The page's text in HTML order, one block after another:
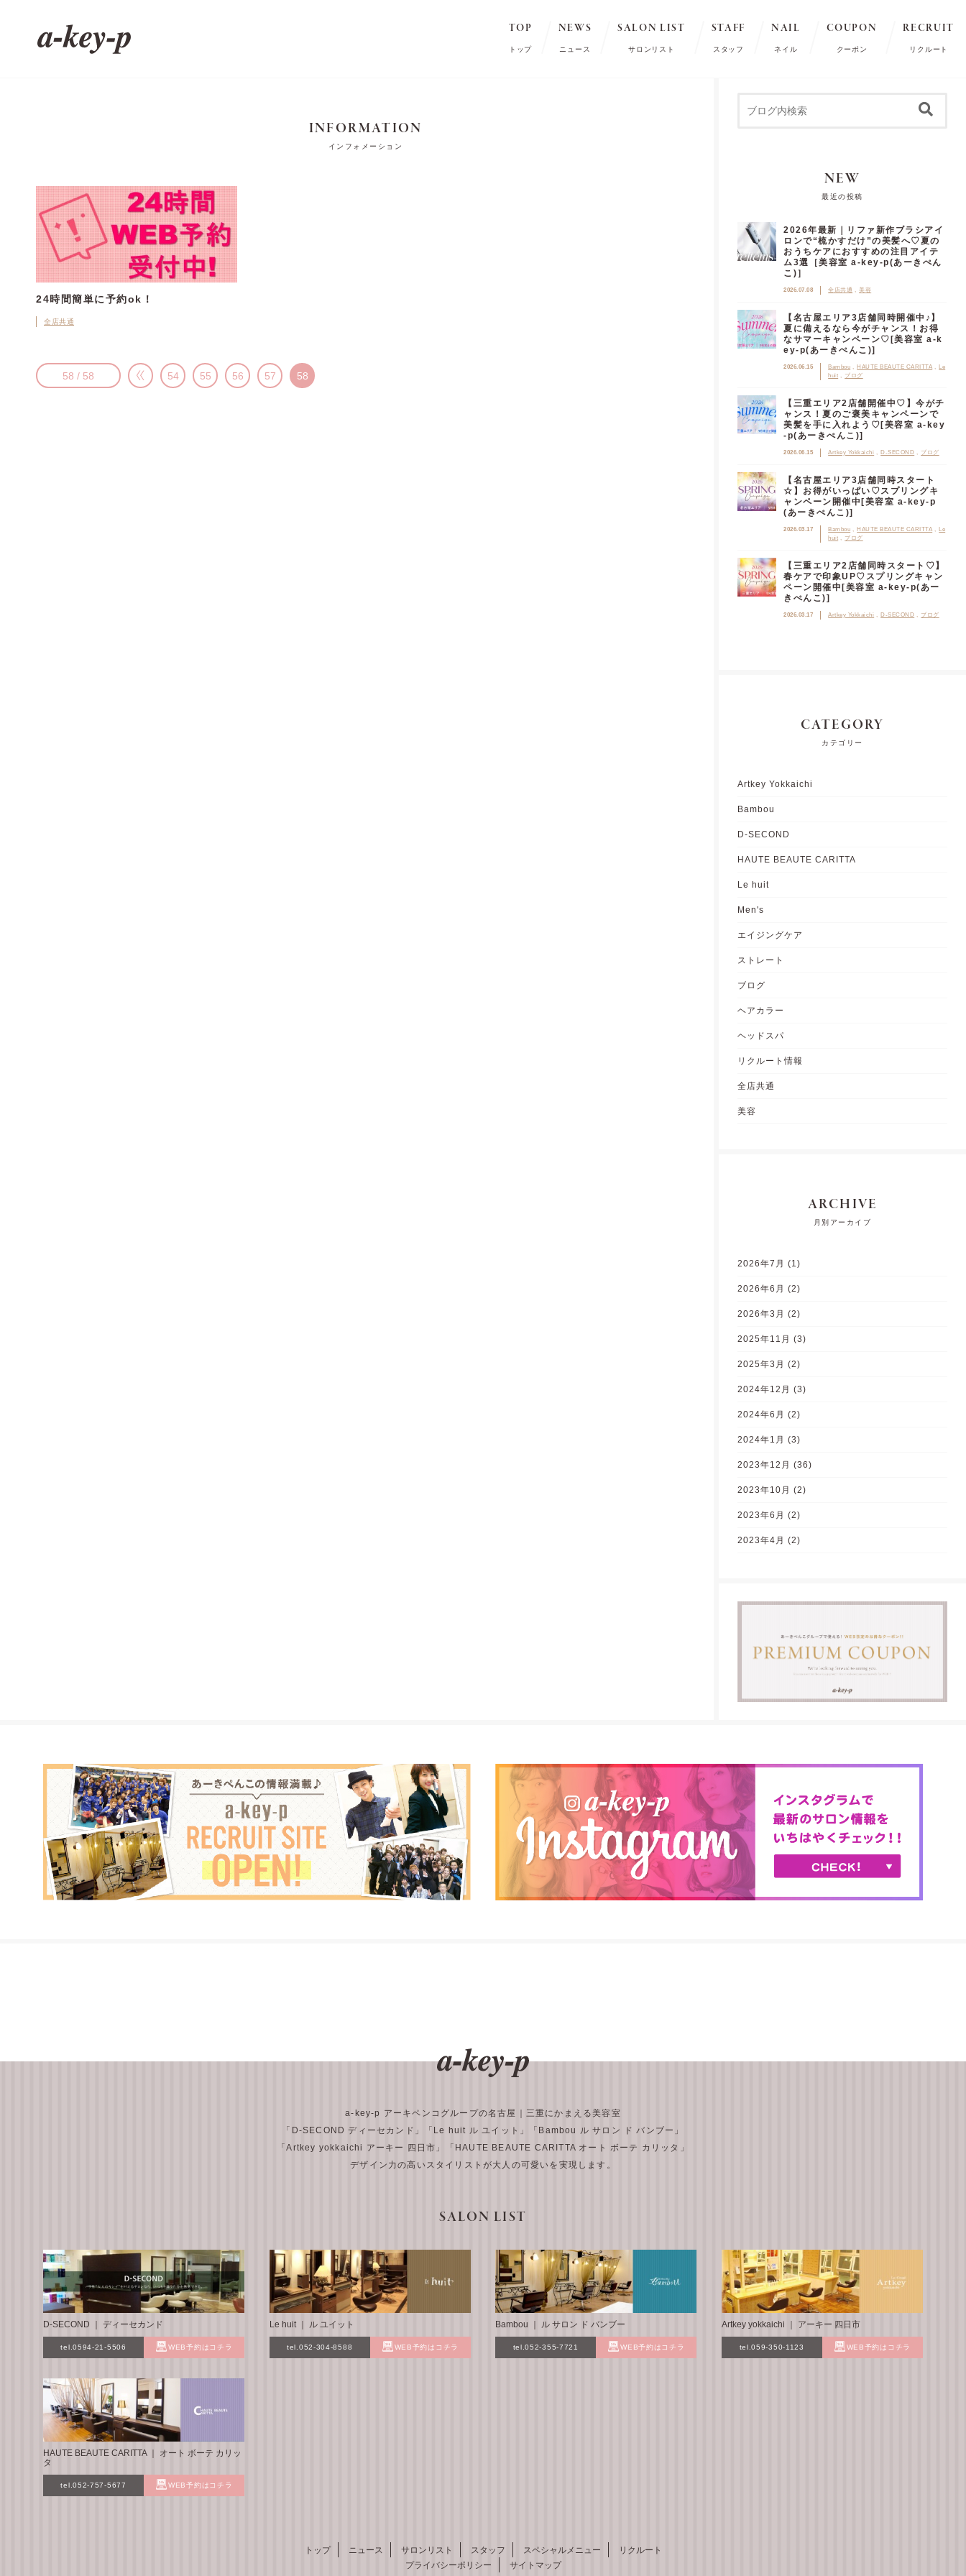
TOP
トップ
NEWS
ニュース
SALON LIST
サロンリスト
STAFF
スタッフ
NAIL
ネイル
COUPON
クーポン
RECRUIT
リクルート
INFORMATION
インフォメーション
24時間簡単に予約ok！
全店共通
58 / 58 54 55 56 57 58
NEW
最近の投稿
2026年最新｜リファ新作ブラシアイ
ロンで“梳かすだけ”の美髪へ♡夏の
おうちケアにおすすめの注目アイテ
ム3選［美容室 a-key-p(あーきぺん
こ)］
2026.07.08 全店共通 美容
【名古屋エリア3店舗同時開催中♪】
夏に備えるなら今がチャンス！お得
なサマーキャンペーン♡[美容室 a-k
ey-p(あーきぺんこ)]
2026.06.15 Bambou HAUTE BEAUTE CARITTA
Le
huit
ブログ
【三重エリア2店舗開催中♡】今がチ
ャンス！夏のご褒美キャンペーンで
美髪を手に入れよう♡[美容室 a-key
-p(あーきぺんこ)]
2026.06.15 Artkey Yokkaichi D-SECOND ブログ
【名古屋エリア3店舗同時スタート
☆】お得がいっぱい♡スプリングキ
ャンペーン開催中[美容室 a-key-p
(あーきぺんこ)]
2026.03.17 Bambou HAUTE BEAUTE CARITTA
Le
huit
ブログ
【三重エリア2店舗同時スタート♡】
春ケアで印象UP♡スプリングキャン
ペーン開催中[美容室 a-key-p(あー
きぺんこ)]
2026.03.17 Artkey Yokkaichi D-SECOND ブログ
CATEGORY
カテゴリー
Artkey Yokkaichi
Bambou
D-SECOND
HAUTE BEAUTE CARITTA
Le huit
Men's
エイジングケア
ストレート
ブログ
ヘアカラー
ヘッドスパ
リクルート情報
全店共通
美容
ARCHIVE
月別アーカイブ
2026年7月 (1)
2026年6月 (2)
2026年3月 (2)
2025年11月 (3)
2025年3月 (2)
2024年12月 (3)
2024年6月 (2)
2024年1月 (3)
2023年12月 (36)
2023年10月 (2)
2023年6月 (2)
2023年4月 (2)
a-key-p アーキペンコグループの名古屋｜三重にかまえる美容室
「D-SECOND ディーセカンド」
「Le huit ル ユイット」
「Bambou ル サロン ド バンブー」
「Artkey yokkaichi アーキー 四日市」
「HAUTE BEAUTE CARITTA オート ボーテ カリッタ」
デザイン力の高いスタイリストが大人の可愛いを実現します。
SALON LIST
D-SECOND ｜ ディーセカンド
tel.0594-21-5506 WEB予約はコチラ
Le huit ｜ ル ユイット
tel.052-304-8588 WEB予約はコチラ
Bambou ｜ ル サロン ド バンブー
tel.052-355-7721 WEB予約はコチラ
Artkey yokkaichi ｜ アーキー 四日市
tel.059-350-1123 WEB予約はコチラ
HAUTE BEAUTE CARITTA ｜ オート ボーテ カリッ
タ
tel.052-757-5677 WEB予約はコチラ
トップ ニュース サロンリスト スタッフ スペシャルメニュー
リクルート
プライバシーポリシー
サイトマップ